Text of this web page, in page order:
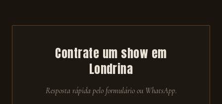
Contrate um show em
Londrina
Resposta rápida pelo formulário ou WhatsApp.